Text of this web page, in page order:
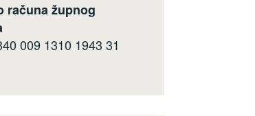
računa župnog
009 1310 1943 31